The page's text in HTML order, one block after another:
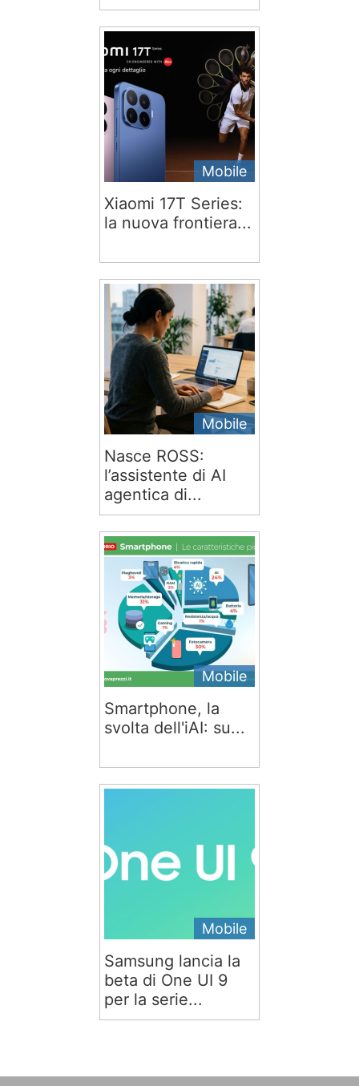
Mobile
Xiaomi 17T Series:
la nuova frontiera...
Mobile
Nasce ROSS:
l’assistente di AI
agentica di...
Mobile
Smartphone, la
svolta dell'iAI: su...
Mobile
Samsung lancia la
beta di One UI 9
per la serie...